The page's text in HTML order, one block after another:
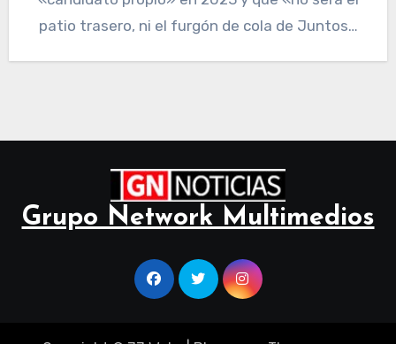
patio trasero, ni el furgón de cola de Juntos…
Grupo Network Multimedios